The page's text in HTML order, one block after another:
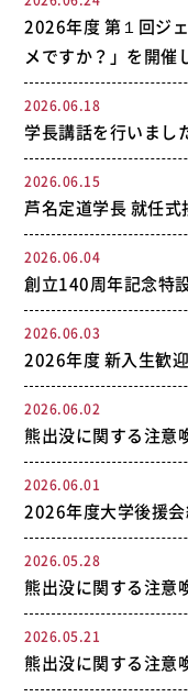
2026年度 第１回ジ
メですか？」を開催
2026.06.18
学長講話を行いまし
2026.06.15
芦名定道学長 就任式
2026.06.04
創立140周年記念特
2026.06.03
2026年度 新入生歓
2026.06.02
熊出没に関する注意
2026.06.01
2026年度大学後援
2026.05.28
熊出没に関する注意
2026.05.21
熊出没に関する注意